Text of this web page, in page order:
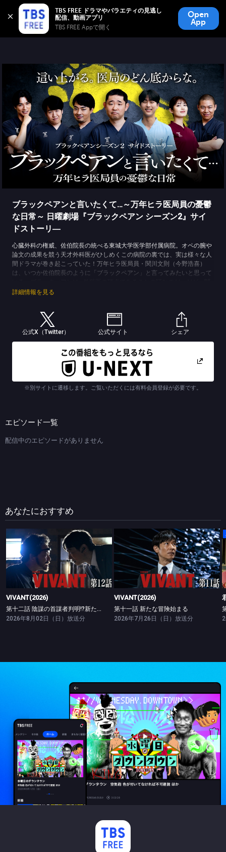
TBS FREE ドラマやバラエティの見逃し
TBS FREE Appで開く
Open
App
TBS FREE
無料見逃し配信
ブラックペアンと言いたくて…～万年ヒラ医局員の憂鬱
な日常～ 日曜劇場『ブラックペアン シーズン2』サイ
ドストーリ―
心臓外科の権威、佐伯院長の統べる東城大学医学部付属病院。オペの腕や
論文の成果を競う天才外科医がひしめくこの病院の裏では、実は様々な人
間ドラマが巻き起こっていた！万年ヒラ医局員・関川文則（今野浩喜）
は、いつか佐伯院長のように「ブラックペアン」と言ってみたいと思って
川は後輩からの人望もなく、自分のあり方に悩みを抱えている。それでも
決して描かれない医局員たちの裏の顔や、医局内の様々な人間関係が描か
れていく。”自分の居場所”を探し求め、ガムシャラに前に進もうとする関
川であるが、果たして「ブラックペアン」と言える日はやって来るの
か！？この物語は、そんな関川が巻き起こす哀愁の心臓震（ハートフル）
(C)TBS (C)海堂 尊／講談社
詳細情報を見る
公式X（Twitter） 公式サイト シェア
※別サイトに遷移します。ご覧いただくには有料会員登録が必要です。
エピソード一覧
配信中のエピソードがありません
あなたにおすすめ
VIVANT(2026)
VIVANT(2026)
第十二話 陰謀の首謀者判明!?新たな仲間との対峙
2026年8月02日（日）放送分
VIVANT(2026)
第十一話 新たな冒険始まる
VIVANT(2026)
第十一話 新たな冒険始まる
2026年7月26日（日）放送分